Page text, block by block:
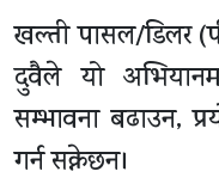
खल्ती पासल/डिलर
दुवैले यो
सम्भावना बढाउन,
गर्न सक्नेछन।